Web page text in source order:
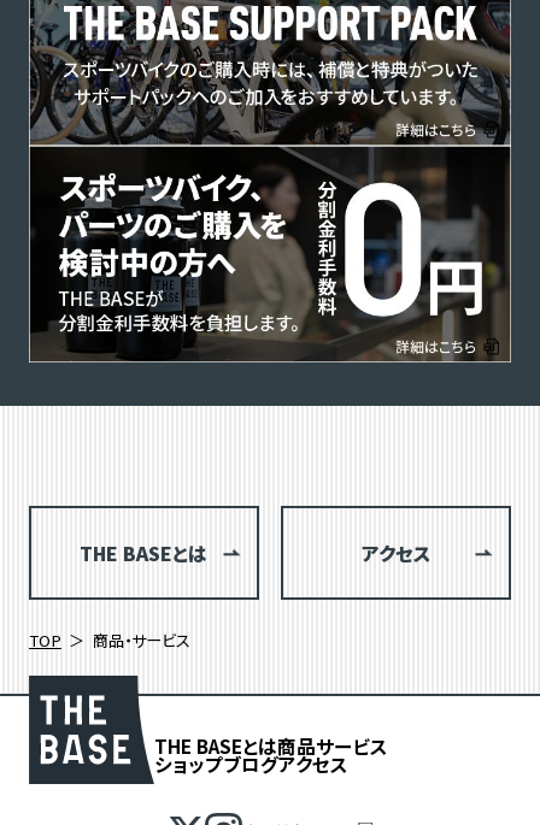
THE BASEとは アクセス
TOP 商品・サービス
THE BASEとは商品サービス
ショップブログアクセス